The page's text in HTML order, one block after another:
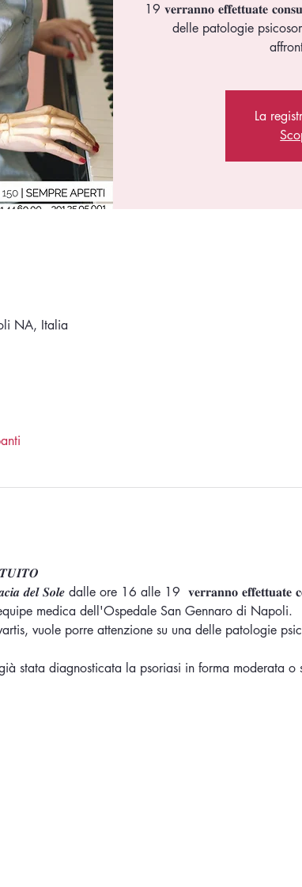
19 𝐯𝐞𝐫𝐫𝐚𝐧𝐧𝐨 𝐞𝐟𝐟𝐞𝐭𝐭𝐮𝐚𝐭𝐞
delle patologie
La
NA, Italia
𝒅𝒆𝒍 𝑺𝒐𝒍𝒆 dalle ore 16 alle 19  𝐯𝐞𝐫𝐫𝐚𝐧𝐧𝐨 𝐞𝐟𝐟𝐞𝐭𝐭𝐮𝐚𝐭𝐞
medica dell'Ospedale San Gennaro di Napoli.
vuole porre attenzione su una delle patologie
stata diagnosticata la psoriasi in forma moderata o